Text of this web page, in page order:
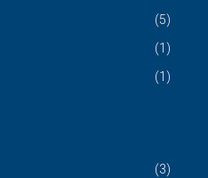
(5)
(1)
(1)
(3)